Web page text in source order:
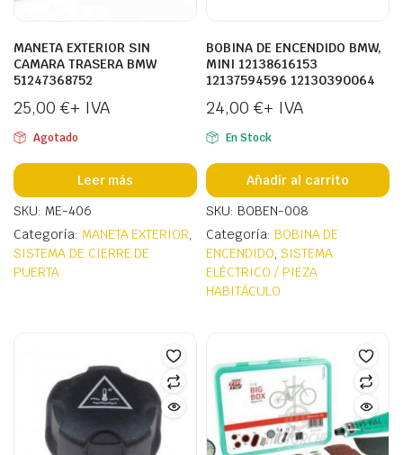
MANETA EXTERIOR SIN
CAMARA TRASERA BMW
51247368752
25,00 €+ IVA
Agotado
Leer más
SKU: ME-406
Categoría: MANETA EXTERIOR,
SISTEMA DE CIERRE DE
PUERTA
BOBINA DE ENCENDIDO BMW,
MINI 12138616153
12137594596 12130390064
24,00 €+ IVA
En Stock
Añadir al carrito
SKU: BOBEN-008
Categoría: BOBINA DE
ENCENDIDO, SISTEMA
ELÉCTRICO / PIEZA
HABITÁCULO